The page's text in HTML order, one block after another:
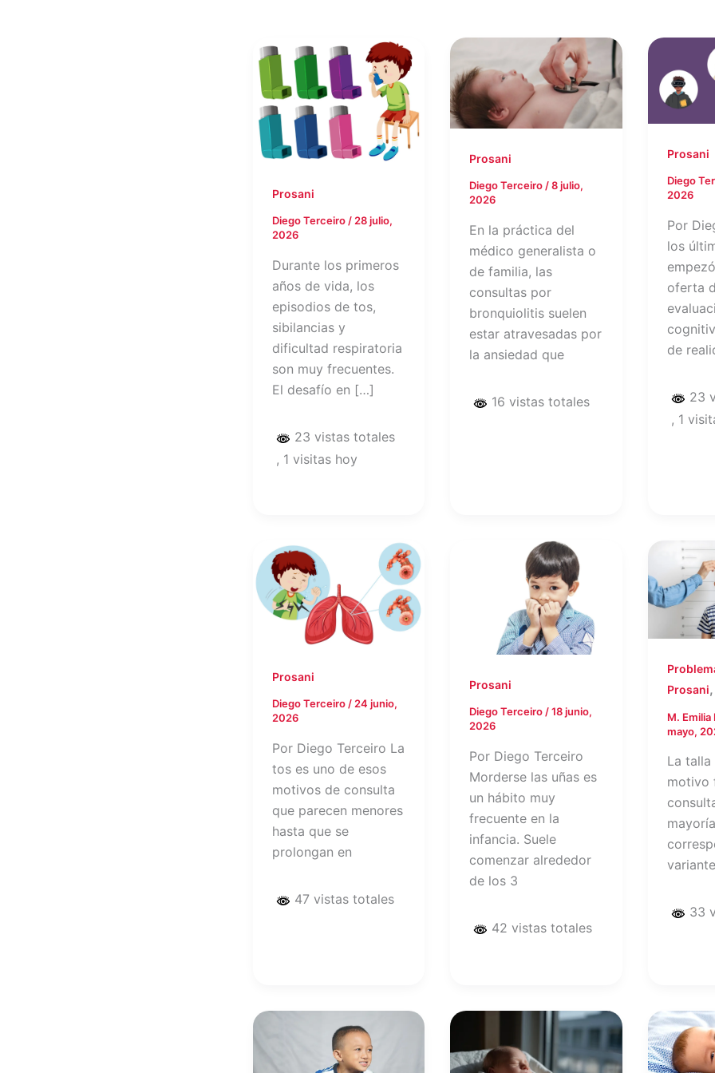
Prosani
Diego Terceiro/28 julio,
2026
Durante los primeros
años de vida, los
episodios de tos,
sibilancias y
dificultad respiratoria
son muy frecuentes.
El desafío en […]
23 vistas totales
, 1 visitas hoy
Prosani
Diego Terceiro/8 julio,
2026
En la práctica del
médico generalista o
de familia, las
consultas por
bronquiolitis suelen
estar atravesadas por
la ansiedad que
16 vistas totales
Prosani
Diego
2026
Por
los
oferta
de
23
, 1
Prosani
Diego Terceiro/24 junio,
2026
Por Diego Terceiro La
tos es uno de esos
motivos de consulta
que parecen menores
hasta que se
prolongan en
47 vistas totales
Prosani
Diego Terceiro/18 junio,
2026
Por Diego Terceiro
Morderse las uñas es
un hábito muy
frecuente en la
infancia. Suele
comenzar alrededor
de los 3
42 vistas totales
Prosani
M.
mayo,
La talla
motivo
33